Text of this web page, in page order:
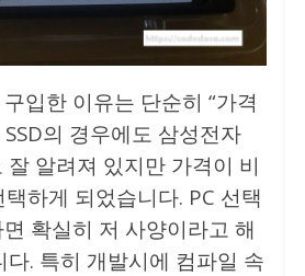
입한 이유는 단순히 “가격
의 경우에도 삼성전자
알려져 있지만 가격이 비
하게 되었습니다. PC 선택
확실히 저 사양이라고 해
다. 특히 개발시에 컴파일 속